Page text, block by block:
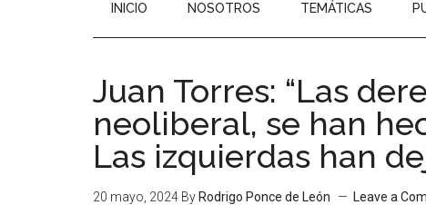
INICIO NOSOTROS TEMÁTICAS
Juan Torres: “Las
neoliberal, se han
Las izquierdas han
20 mayo, 2024 By Rodrigo Ponce de León Leave a